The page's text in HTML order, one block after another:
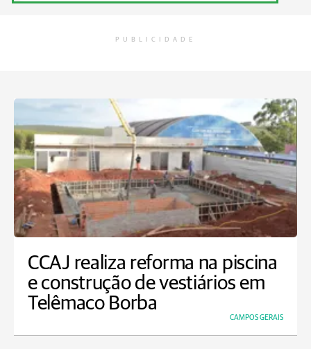
PUBLICIDADE
CCAJ realiza reforma na piscina
e construção de vestiários em
Telêmaco Borba
CAMPOS GERAIS